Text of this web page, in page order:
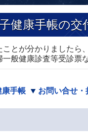
健康手帳の交
とが分かりました
般健康診査等受診票
康手帳 お問い合せ・